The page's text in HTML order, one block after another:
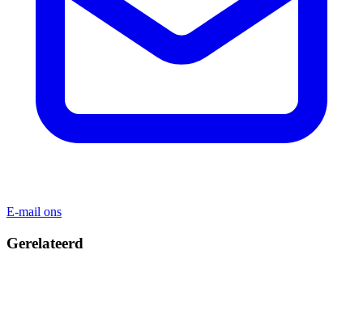
E-mail ons
Gerelateerd